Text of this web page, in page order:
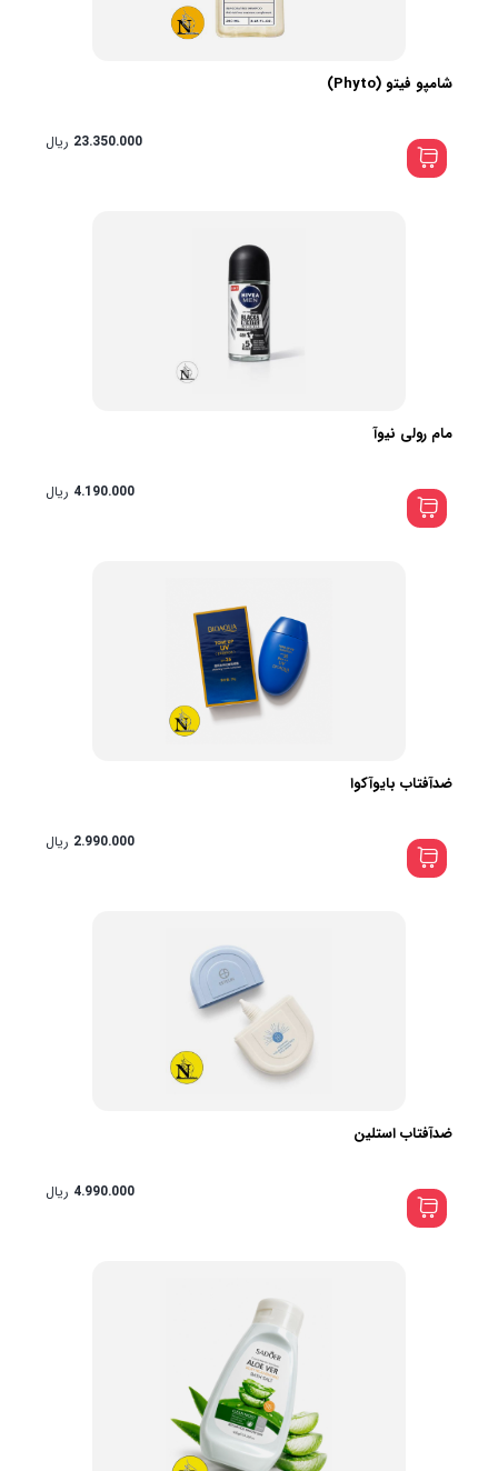
شامپو فیتو (Phyto)
23.350.000 ریال
مام رولی نیوآ
4.190.000 ریال
ضدآفتاب بایوآکوا
2.990.000 ریال
ضدآفتاب استلین
4.990.000 ریال